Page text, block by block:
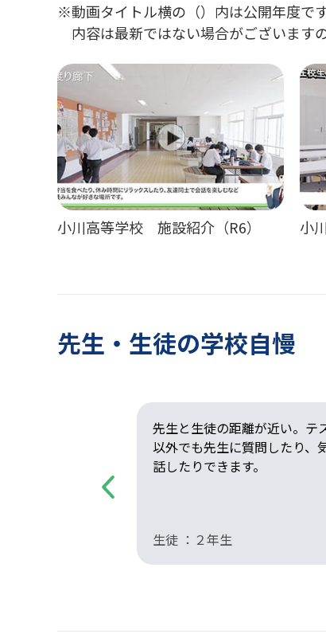
動画タイトル横の（）内は公開年度です
内容は最新ではない場合がございます
小川高等学校 施設紹介（R6） 小
先生・生徒の学校自慢
Previous
先生と生徒の距離が近い。テ
以外でも先生に質問したり、
話したりできます。
生徒 ：２年生